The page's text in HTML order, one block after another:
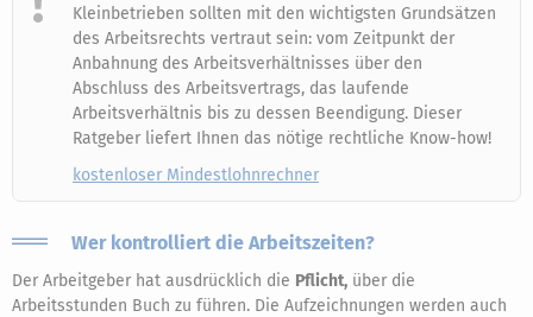
Kleinbetrieben sollten mit den wichtigsten Grundsätzen
des Arbeitsrechts vertraut sein: vom Zeitpunkt der
Anbahnung des Arbeitsverhältnisses über den
Abschluss des Arbeitsvertrags, das laufende
Arbeitsverhältnis bis zu dessen Beendigung. Dieser
Ratgeber liefert Ihnen das nötige rechtliche Know-how!
kostenloser Mindestlohnrechner
Wer kontrolliert die Arbeitszeiten?
Der Arbeitgeber hat ausdrücklich die Pflicht, über die
Arbeitsstunden Buch zu führen. Die Aufzeichnungen werden auch